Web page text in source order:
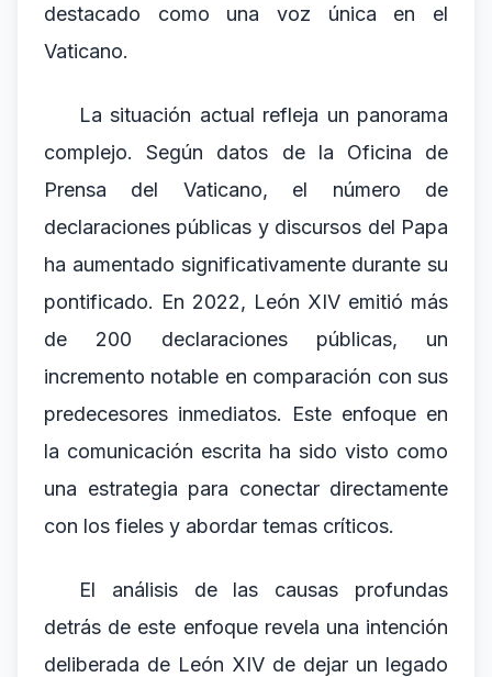
destacado como una voz única en el
Vaticano.
La situación actual refleja un panorama
complejo. Según datos de la Oficina de
Prensa del Vaticano, el número de
declaraciones públicas y discursos del Papa
ha aumentado significativamente durante su
pontificado. En 2022, León XIV emitió más
de 200 declaraciones públicas, un
incremento notable en comparación con sus
predecesores inmediatos. Este enfoque en
la comunicación escrita ha sido visto como
una estrategia para conectar directamente
con los fieles y abordar temas críticos.
El análisis de las causas profundas
detrás de este enfoque revela una intención
deliberada de León XIV de dejar un legado